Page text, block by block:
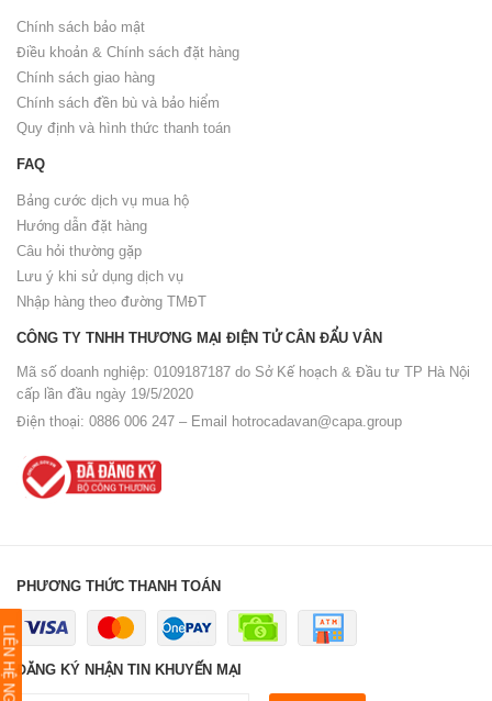
LIÊN HỆ NGAY
Chính sách bảo mật
Điều khoản & Chính sách đặt hàng
Chính sách giao hàng
Chính sách đền bù và bảo hiểm
Quy định và hình thức thanh toán
FAQ
Bảng cước dịch vụ mua hộ
Hướng dẫn đặt hàng
Câu hỏi thường gặp
Lưu ý khi sử dụng dịch vụ
Nhập hàng theo đường TMĐT
CÔNG TY TNHH THƯƠNG MẠI ĐIỆN TỬ CÂN ĐẨU VÂN
Mã số doanh nghiệp: 0109187187 do Sở Kế hoạch & Đầu tư TP Hà Nội
cấp lần đầu ngày 19/5/2020
Điện thoại: 0886 006 247 – Email hotrocadavan@capa.group
PHƯƠNG THỨC THANH TOÁN
ĐĂNG KÝ NHẬN TIN KHUYẾN MẠI